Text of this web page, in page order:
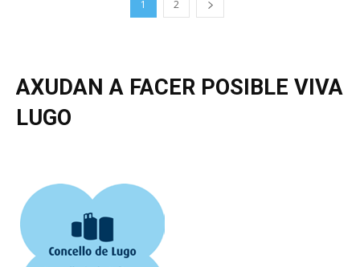
1 2
AXUDAN A FACER POSIBLE VIVA
LUGO